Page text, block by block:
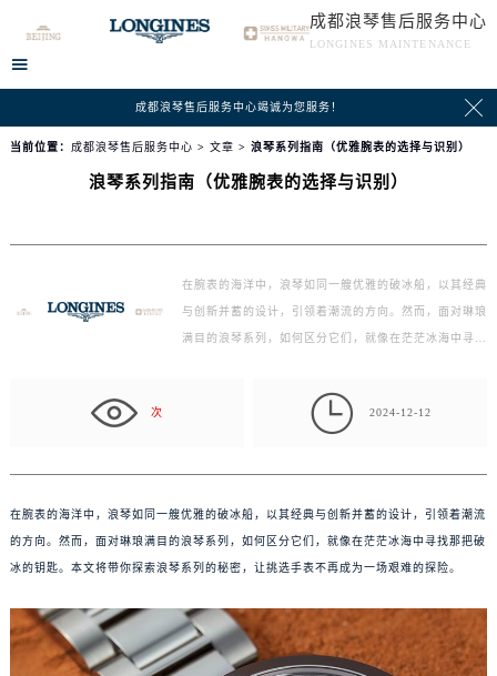
成都浪琴售后服务中心
LONGINES MAINTENANCE

成都浪琴售后服务中心竭诚为您服务！ 
当前位置： 成都浪琴售后服务中心 > 文章 > 浪琴系列指南（优雅腕表的选择与识别）
浪琴系列指南（优雅腕表的选择与识别）
在腕表的海洋中，浪琴如同一艘优雅的破冰船，以其经典
与创新并蓄的设计，引领着潮流的方向。然而，面对琳琅
满目的浪琴系列，如何区分它们，就像在茫茫冰海中寻找
次  2024-12-12
在腕表的海洋中，浪琴如同一艘优雅的破冰船，以其经典与创新并蓄的设计，引领着潮流
的方向。然而，面对琳琅满目的浪琴系列，如何区分它们，就像在茫茫冰海中寻找那把破
冰的钥匙。本文将带你探索浪琴系列的秘密，让挑选手表不再成为一场艰难的探险。